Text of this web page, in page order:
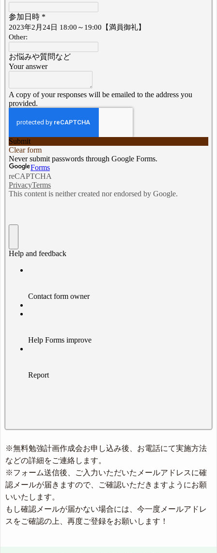
※無料勉強計画作成会お申し込み後、お電話にて実施方法
などの詳細をご連絡します。
※フォーム送信後、ご入力いただいたメールアドレスに確
認メールが届きますので、ご確認いただきますようにお願
いいたします。
もし確認メールが届かない場合には、今一度メールアドレ
スをご確認の上、再度ご登録をお願いします！